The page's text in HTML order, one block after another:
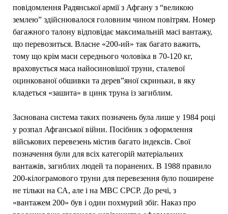
повідомлення Радянської армії з Афгану з “великою
землею” здійснювалося головним чином повітрям. Номер
багажного талону відповідає максимальній масі вантажу,
що перевозиться. Власне «200-ий» так багато важить,
тому що крім маси середнього чоловіка в 70-120 кг,
враховується маса найосиновішої труни, сталевої
оцинкованої обшивки та дерев”яної скриньки, в яку
кладеться «зашита» в цинк труна із загиблим.
Заснована система таких позначень була лише у 1984 році
у розпал Афганської війни. Посібник з оформлення
військових перевезень містив багато індексів. Свої
позначення були для всіх категорій матеріальних
вантажів, загиблих людей та поранених. В 1988 правило
200-кілограмового труни для перевезення було поширене
не тільки на СА, але і на МВС СРСР. До речі, з
«вантажем 200» був і один похмурий збіг. Наказ про